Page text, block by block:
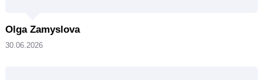
Olga Zamyslova
30.06.2026